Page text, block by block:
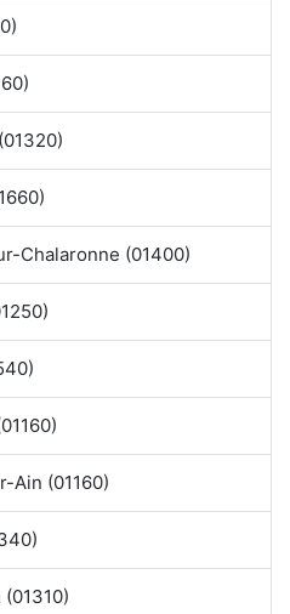
Chalaronne (01400)
Ain (01160)